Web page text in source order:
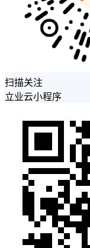
扫描关注
立业云小程序